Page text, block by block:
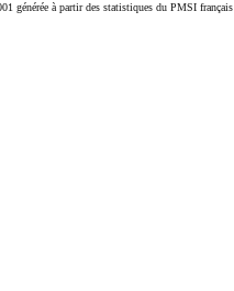
générée à partir des statistiques du PMSI français